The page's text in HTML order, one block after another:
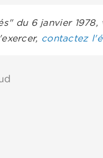
du 6 janvier
contactez